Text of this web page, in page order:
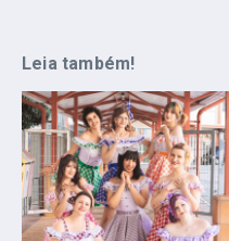
Leia também!